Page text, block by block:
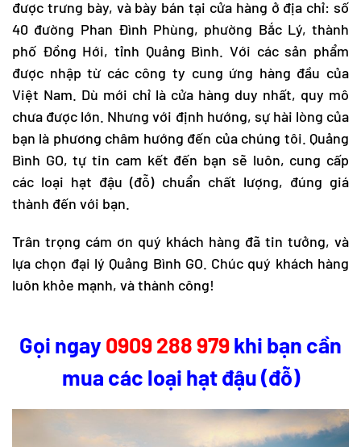
được trưng bày, và bày bán tại cửa hàng ở địa chỉ: số
40 đường Phan Đình Phùng, phường Bắc Lý, thành
phố Đồng Hới, tỉnh Quảng Bình. Với các sản phẩm
được nhập từ các công ty cung ứng hàng đầu của
Việt Nam. Dù mới chỉ là cửa hàng duy nhất, quy mô
chưa được lớn. Nhưng với định hướng, sự hài lòng của
bạn là phương châm hướng đến của chúng tôi. Quảng
Bình GO, tự tin cam kết đến bạn sẽ luôn, cung cấp
các loại hạt đậu (đỗ) chuẩn chất lượng, đúng giá
thành đến với bạn.
Trân trọng cám ơn quý khách hàng đã tin tưởng, và
lựa chọn đại lý Quảng Bình GO. Chúc quý khách hàng
luôn khỏe mạnh, và thành công!
Gọi ngay 0909 288 979khi bạn cần
mua các loại hạt đậu (đỗ)